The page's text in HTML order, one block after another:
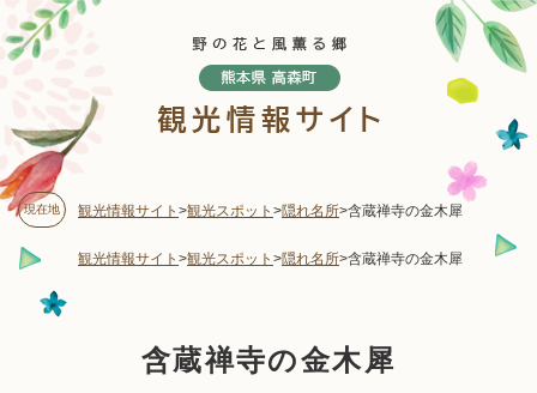
ー
ジ
頭
す
。 現在地 観光情報サイト >観光スポット >隠れ名所>含蔵禅寺の金木犀
観光情報サイト >観光スポット >隠れ名所>含蔵禅寺の金木犀
含蔵禅寺の金木犀